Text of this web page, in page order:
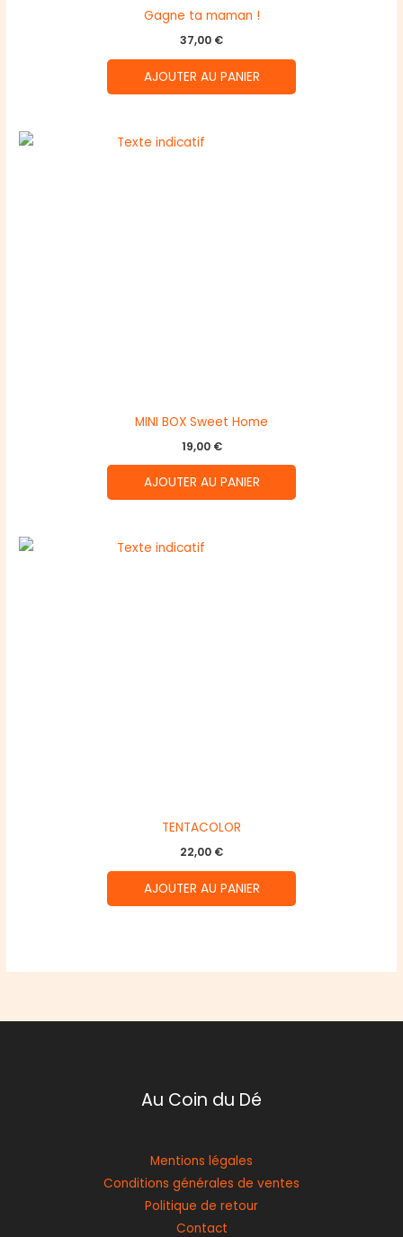
Gagne ta maman !
37,00 €
AJOUTER AU PANIER
MINI BOX Sweet Home
19,00 €
AJOUTER AU PANIER
TENTACOLOR
22,00 €
AJOUTER AU PANIER
Au Coin du Dé
Mentions légales
Conditions générales de ventes
Politique de retour
Contact